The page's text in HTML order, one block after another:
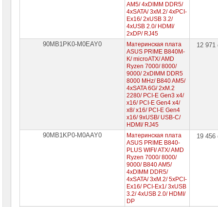
AM5/ 4xDIMM DDR5/
4xSATA/ 3xM.2/ 4xPCI-
Ex16/ 2xUSB 3.2/
4xUSB 2.0/ HDMI/
2xDP/ RJ45
90MB1PK0-M0EAY0
Материнская плата
ASUS PRIME B840M-
K/ microATX/ AMD
Ryzen 7000/ 8000/
9000/ 2xDIMM DDR5
8000 MHz/ B840 AM5/
4xSATA 6G/ 2xM.2
2280/ PCI-E Gen3 x4/
x16/ PCI-E Gen4 x4/
x8/ x16/ PCI-E Gen4
x16/ 9xUSB/ USB-C/
HDMI/ RJ45
12
90MB1KP0-M0AAY0
Материнская плата
ASUS PRIME B840-
PLUS WIFI/ ATX/ AMD
Ryzen 7000/ 8000/
9000/ B840 AM5/
4xDIMM DDR5/
4xSATA/ 3xM.2/ 5xPCI-
Ex16/ PCI-Ex1/ 3xUSB
3.2/ 4xUSB 2.0/ HDMI/
DP
19